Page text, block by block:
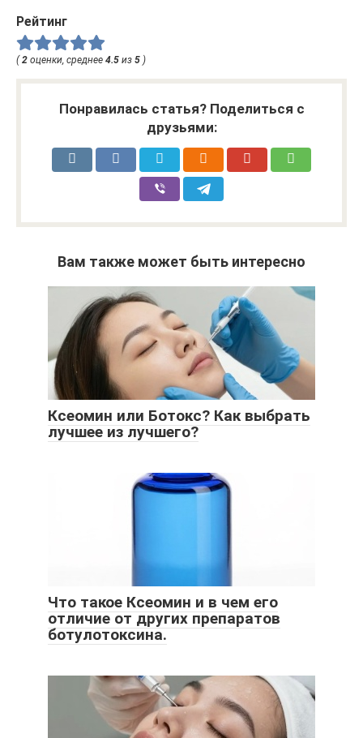
Рейтинг
(2 оценки, среднее 4.5 из 5 )
Понравилась статья? Поделиться с
друзьями:
Вам также может быть интересно
Ксеомин или Ботокс? Как выбрать
лучшее из лучшего?
Что такое Ксеомин и в чем его
отличие от других препаратов
ботулотоксина.